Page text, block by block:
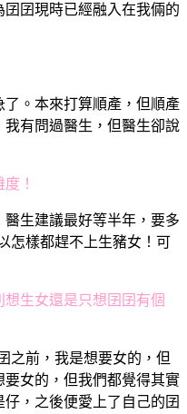
囝現時已經融入在我倆的
。本來打算順產，但順產
有問過醫生，但醫生卻說
！
生建議最好等半年，要多
怎樣都趕不上生豬女！可
生女還是只想囝囝有個
之前，我是想要女的，但
女的，但我們都覺得其實
，之後便愛上了自己的囝